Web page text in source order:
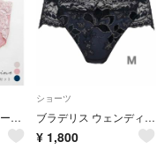
3点 ブラデリスニューヨーク おしりPラインヒップラップショーツ25 LL
ショーツ
ブラデリス ウェンディスタイルパンティ25A1
¥ 1,800